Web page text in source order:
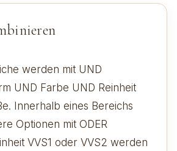
werden mit UND
UND Farbe UND Reinheit
Innerhalb eines Bereichs
Optionen mit ODER
VVS1 oder VVS2 werden